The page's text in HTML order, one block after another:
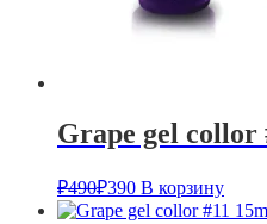
Grape gel collor
₽490₽390 В корзину